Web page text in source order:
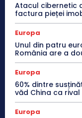
Atacul cibernetic
factura pieței
Europa
Unul din patru
România are a
Europa
60% dintre
văd China ca
Europa